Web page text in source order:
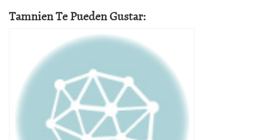
Tamnien Te Pueden Gustar: